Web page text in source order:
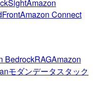
Amazon
Amazon Connect
BedrockRAGAmazon
モダンデータスタック